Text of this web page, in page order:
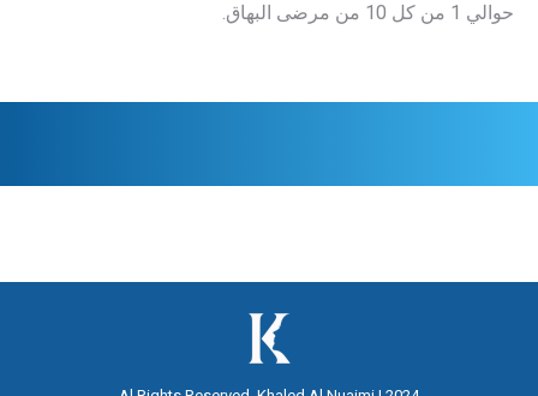
حوالي 1 من كل 10 من مرضى البهاق.